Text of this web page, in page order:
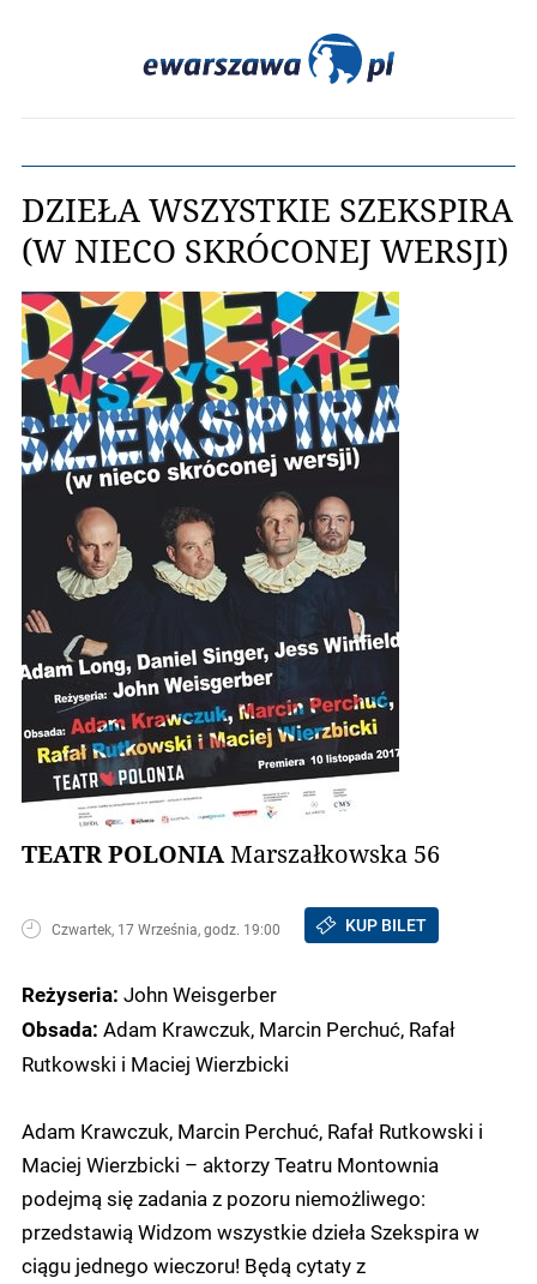
DZIEŁA WSZYSTKIE SZEKSPIRA
(W NIECO SKRÓCONEJ WERSJI)
TEATR POLONIAMarszałkowska 56
Czwartek, 17 Września, godz. 19:00 KUP BILET
Reżyseria: John Weisgerber
Obsada: Adam Krawczuk, Marcin Perchuć, Rafał
Rutkowski i Maciej Wierzbicki
Adam Krawczuk, Marcin Perchuć, Rafał Rutkowski i
Maciej Wierzbicki – aktorzy Teatru Montownia
podejmą się zadania z pozoru niemożliwego:
przedstawią Widzom wszystkie dzieła Szekspira w
ciągu jednego wieczoru! Będą cytaty z